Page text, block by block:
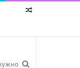
Random